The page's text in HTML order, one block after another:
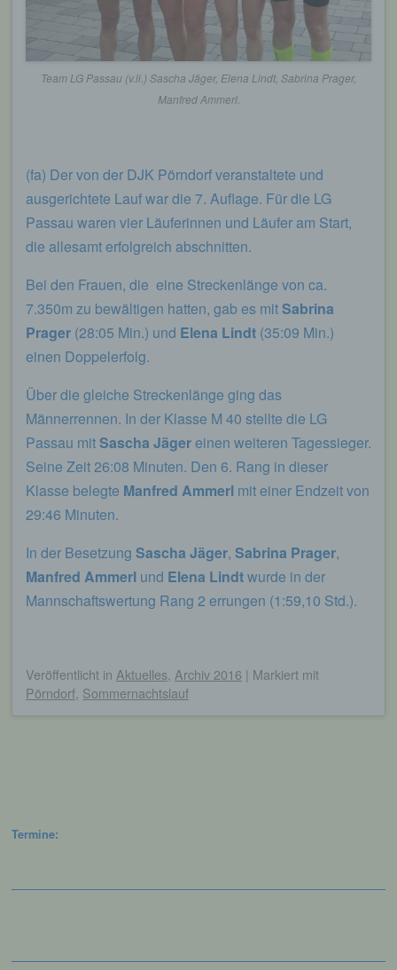
Team LG Passau (v.li.) Sascha Jäger, Elena Lindt, Sabrina Prager,
Manfred Ammerl.
(fa) Der von der DJK Pörndorf veranstaltete und
ausgerichtete Lauf war die 7. Auflage. Für die LG
Passau waren vier Läuferinnen und Läufer am Start,
die allesamt erfolgreich abschnitten.
Bei den Frauen, die eine Streckenlänge von ca.
7.350m zu bewältigen hatten, gab es mitSabrina
Prager (28:05 Min.) und Elena Lindt (35:09 Min.)
einen Doppelerfolg.
Über die gleiche Streckenlänge ging das
Männerrennen. In der Klasse M 40 stellte die LG
Passau mitSascha Jägereinen weiteren Tagessieger.
Seine Zeit 26:08 Minuten. Den 6. Rang in dieser
Klasse belegte Manfred Ammerl mit einer Endzeit von
29:46 Minuten.
In der Besetzung Sascha Jäger, Sabrina Prager,
Manfred Ammerl und Elena Lindtwurde in der
Mannschaftswertung Rang 2 errungen (1:59,10 Std.).
Veröffentlicht in Aktuelles, Archiv 2016 | Markiert mit
Pörndorf, Sommernachtslauf
Termine:
eines Cyberangriffes die zur Strafverfolgung
notwendigen Informationen bereitzustellen. Diese
anonym erhobenen Daten und Informationen
werden durch uns daher einerseits statistisch und
ferner mit dem Ziel ausgewertet, den Datenschutz
und die Datensicherheit in unserem Unternehmen
anonymen Daten der Server-Logfiles werden
getrennt von allen durch eine betroffene Person
angegebenen personenbezogenen Daten
gespeichert.
Registrierung auf unserer Internetseite
Die betroffene Person hat die Möglichkeit, sich auf
der Internetseite des für die Verarbeitung
Verantwortlichen unter Angabe von
personenbezogenen Daten zu registrieren.
Welche personenbezogenen Daten dabei an den
werden, ergibt sich aus der jeweiligen
Eingabemaske, die für die Registrierung
verwendet wird. Die von der betroffenen Person
eingegebenen personenbezogenen Daten werden
ausschließlich für die interne Verwendung bei dem
für die Verarbeitung Verantwortlichen und für
eigene Zwecke erhoben und gespeichert. Der für
die Verarbeitung Verantwortliche kann die
Weitergabe an einen oder mehrere
Paketdienstleister, veranlassen, der die
personenbezogenen Daten ebenfalls
ausschließlich für eine interne Verwendung, die
dem für die Verarbeitung Verantwortlichen
zuzurechnen ist, nutzt.
die vom Internet-Service-Provider (ISP) der
betroffenen Person vergebene IP-Adresse, das
die Verarbeitung Verantwortlichen erforderlich.
Pflicht zur Weitergabe besteht oder die Weitergabe
freiwilliger Angabe personenbezogener Daten